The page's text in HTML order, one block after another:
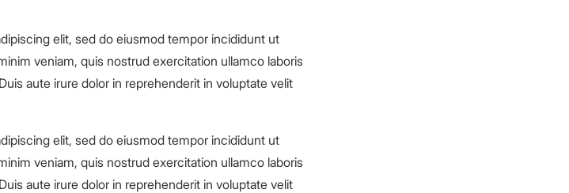
elit, sed do eiusmod tempor incididunt ut
veniam, quis nostrud exercitation ullamco laboris
aute irure dolor in reprehenderit in voluptate velit
elit, sed do eiusmod tempor incididunt ut
veniam, quis nostrud exercitation ullamco laboris
aute irure dolor in reprehenderit in voluptate velit